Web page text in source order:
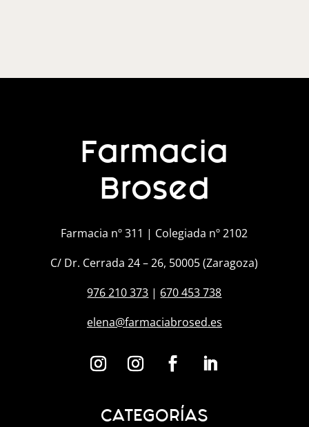
Farmacia
Brosed
Farmacia nº 311 | Colegiada nº 2102
C/ Dr. Cerrada 24 – 26, 50005 (Zaragoza)
976 210 373 | 670 453 738
elena@farmaciabrosed.es
CATEGORÍAS